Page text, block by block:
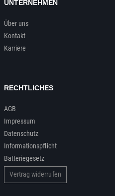
UNTERNEHMEN
Über uns
Kontakt
Karriere
RECHTLICHES
AGB
Impressum
Datenschutz
Informationspflicht
Batteriegesetz
Vertrag widerrufen